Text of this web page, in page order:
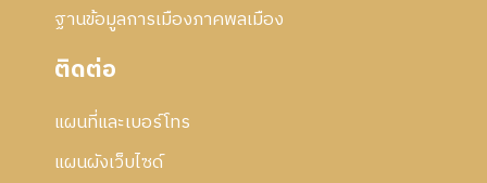
ฐานข้อมูลการเมืองภาคพลเมือง
ติดต่อ
แผนที่และเบอร์โทร
แผนผังเว็บไซด์